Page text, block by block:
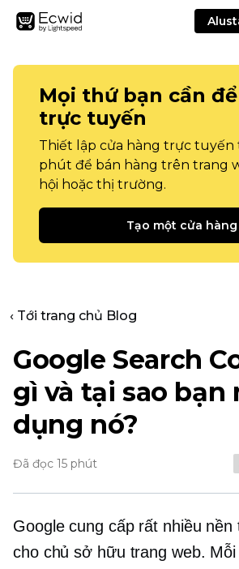
Mọi thứ bạn cần
trực tuyến
Thiết lập cửa hàng trực tuyến
phút để bán hàng trên trang
hội hoặc thị trường.
Tạo một cửa hàng
‹ Tới trang chủ Blog
Google Search
gì và tại sao bạn
dụng nó?
Đã đọc 15 phút
Google cung cấp rất nhiều
cho chủ sở hữu trang web.